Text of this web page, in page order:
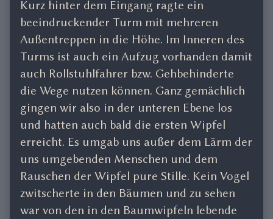
Kurz hinter dem Eingang ragte ein
beeindruckender Turm mit mehreren
Außentreppen in die Höhe. Im Inneren des
Turms ist auch ein Aufzug vorhanden damit
auch Rollstuhlfahrer bzw. Gehbehinderte
die Wege nutzen können. Ganz gemächlich
gingen wir also in der unteren Ebene los
und hatten auch bald die ersten Wipfel
erreicht. Es umgab uns außer dem Lärm der
uns umgebenden Menschen und dem
Rauschen der Wipfel pure Stille. Kein Vogel
zwitscherte in den Bäumen und zu sehen
war von den in den Baumwipfeln lebende